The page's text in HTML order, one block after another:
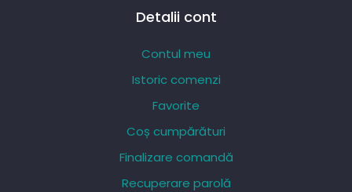
Detalii cont
Contul meu
Istoric comenzi
Favorite
Coș cumpărături
Finalizare comandă
Recuperare parolă